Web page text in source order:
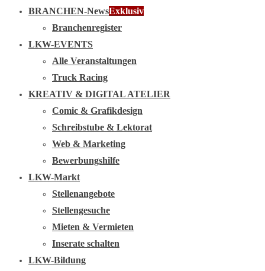
BRANCHEN-NewsExklusiv
Branchenregister
LKW-EVENTS
Alle Veranstaltungen
Truck Racing
KREATIV & DIGITAL ATELIER
Comic & Grafikdesign
Schreibstube & Lektorat
Web & Marketing
Bewerbungshilfe
LKW-Markt
Stellenangebote
Stellengesuche
Mieten & Vermieten
Inserate schalten
LKW-Bildung